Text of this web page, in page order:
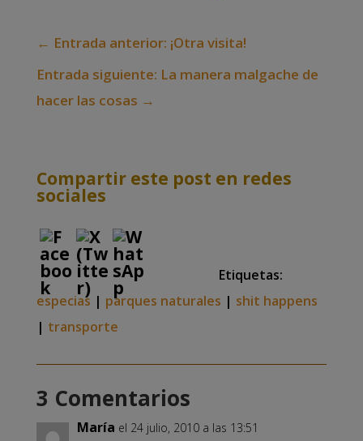
← Entrada anterior: ¡Otra visita!
Entrada siguiente: La manera malgache de
hacer las cosas →
Compartir este post en redes
sociales
Etiquetas:
especias | parques naturales | shit happens
| transporte
3 Comentarios
María el 24 julio, 2010 a las 13:51